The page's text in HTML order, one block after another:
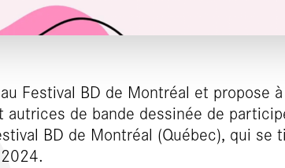
au Festival BD de Montréal et propose
autrices de bande dessinée de
BD de Montréal (Québec), qui se